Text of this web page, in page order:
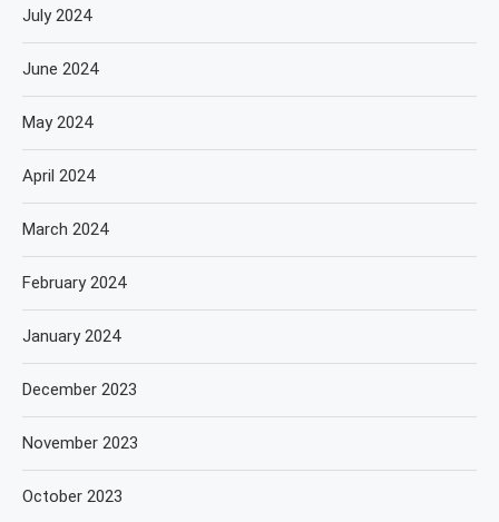
July 2024
June 2024
May 2024
April 2024
March 2024
February 2024
January 2024
December 2023
November 2023
October 2023